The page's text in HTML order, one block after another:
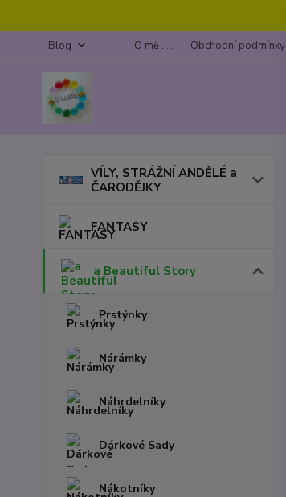
Blog O mě ..... Obchodní podmínky
VÍLY, STRÁŽNÍ ANDĚLÉ a
ČARODĚJKY
FANTASY
a Beautiful Story
Prstýnky
Nárámky
Náhrdelníky
Dárkové Sady
Nákotníky